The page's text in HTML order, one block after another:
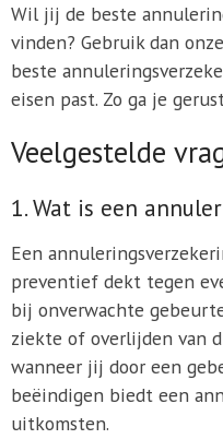
Wil jij de beste
vinden? Gebruik dan
beste
eisen past. Zo ga je
Veelgestelde
1. Wat is een
Een
preventief dekt tegen
bij onverwachte
ziekte of overlijden van
wanneer jij door een
beëindigen biedt een
uitkomsten.